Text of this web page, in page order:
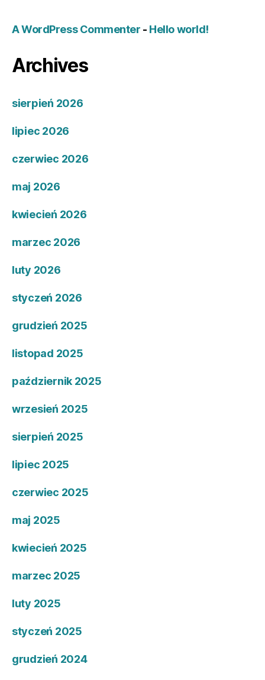
A WordPress Commenter - Hello world!
Archives
sierpień 2026
lipiec 2026
czerwiec 2026
maj 2026
kwiecień 2026
marzec 2026
luty 2026
styczeń 2026
grudzień 2025
listopad 2025
październik 2025
wrzesień 2025
sierpień 2025
lipiec 2025
czerwiec 2025
maj 2025
kwiecień 2025
marzec 2025
luty 2025
styczeń 2025
grudzień 2024